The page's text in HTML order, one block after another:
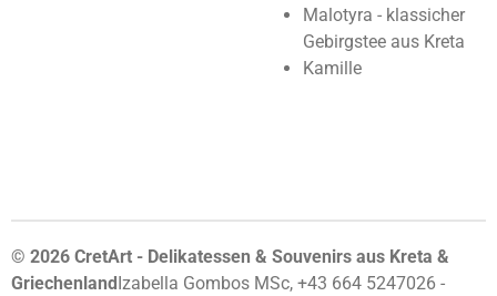
Malotyra - klassicher
Gebirgstee aus Kreta
Kamille
© 2026 CretArt - Delikatessen & Souvenirs aus Kreta &
GriechenlandIzabella Gombos MSc, +43 664 5247026 -